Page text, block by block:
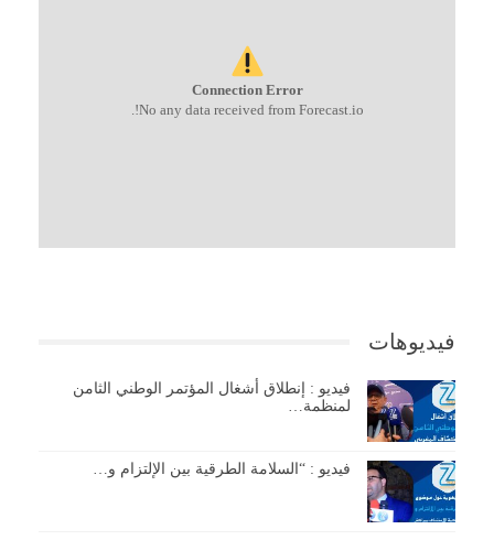
Connection Error
No any data received from Forecast.io!.
فيديوهات
فيديو : إنطلاق أشغال المؤتمر الوطني الثامن
لمنظمة…
فيديو : “السلامة الطرقية بين الإلتزام و…